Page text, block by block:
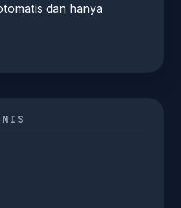
dan hanya